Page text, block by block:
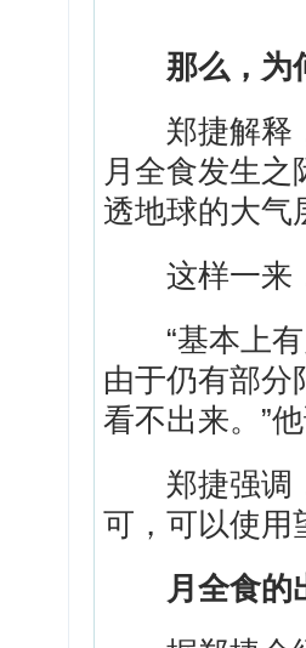
那么，为
郑捷解释，
月全食发生
透地球的大气
这样一来，
“基本上有
由于仍有部分
看不出来。”他
郑捷强调，
可，可以使用
月全食的